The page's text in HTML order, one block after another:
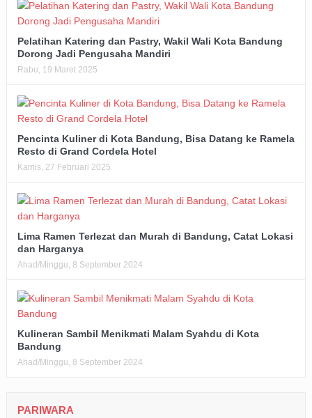
Pelatihan Katering dan Pastry, Wakil Wali Kota Bandung
Dorong Jadi Pengusaha Mandiri
Rabu, 19 Maret 2025
Pencinta Kuliner di Kota Bandung, Bisa Datang ke Ramela
Resto di Grand Cordela Hotel
Kamis, 27 Februari 2025
Lima Ramen Terlezat dan Murah di Bandung, Catat Lokasi
dan Harganya
Ahad/Minggu, 8 September 2024
Kulineran Sambil Menikmati Malam Syahdu di Kota
Bandung
Ahad/Minggu, 8 September 2024
PARIWARA